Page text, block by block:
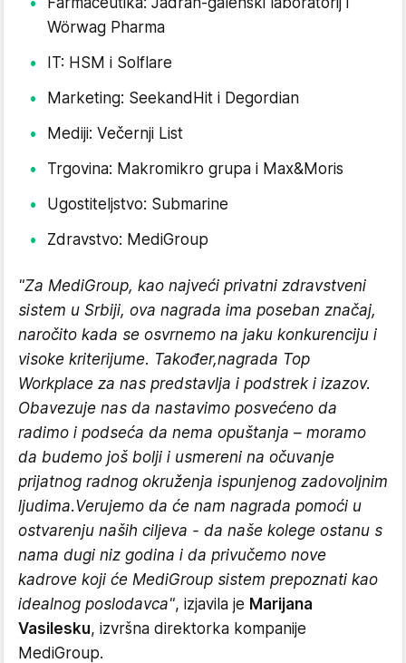
Wörwag Pharma
IT: HSM i Solflare
Marketing: SeekandHit i Degordian
Mediji: Večernji List
Trgovina: Makromikro grupa i Max&Moris
Ugostiteljstvo: Submarine
Zdravstvo: MediGroup
"Za MediGroup, kao najveći privatni zdravstveni
sistem u Srbiji, ova nagrada ima poseban značaj,
naročito kada se osvrnemo na jaku konkurenciju i
visoke kriterijume. Također,nagrada Top
Workplace za nas predstavlja i podstrek i izazov.
Obavezuje nas da nastavimo posvećeno da
radimo i podseća da nema opuštanja – moramo
da budemo još bolji i usmereni na očuvanje
prijatnog radnog okruženja ispunjenog zadovoljnim
ljudima.Verujemo da će nam nagrada pomoći u
ostvarenju naših ciljeva - da naše kolege ostanu s
nama dugi niz godina i da privučemo nove
kadrove koji će MediGroup sistem prepoznati kao
idealnog poslodavca", izjavila je Marijana
Vasilesku, izvršna direktorka kompanije
MediGroup.